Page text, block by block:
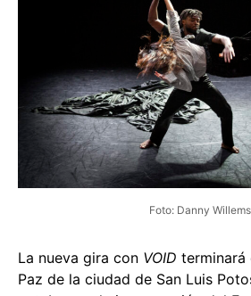
Foto: Danny Willems
La nueva gira con VOID terminará
Paz de la ciudad de San Luis